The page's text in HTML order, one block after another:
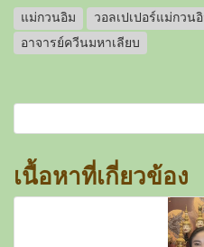
แม่กวนอิม วอลเปเปอร์แม่กวน
อาจารย์ควีนมหาเลียบ
เนื้อหาที่เกี่ยวข้อง